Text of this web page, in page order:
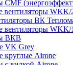
CMF
вентиляторы WKK/
ВК
вентиляторы WKK/
ВКВ
VK Grey
круглые Airone